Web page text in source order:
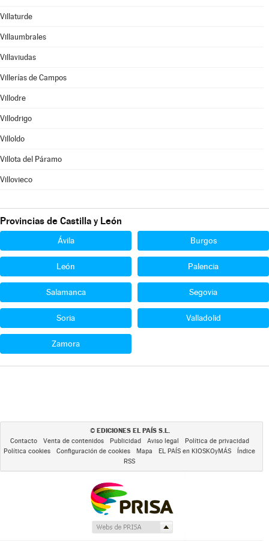
Villaturde
Villaumbrales
Villaviudas
Villerías de Campos
Villodre
Villodrigo
Villoldo
Villota del Páramo
Villovieco
Provincias de Castilla y León
Ávila Burgos
León Palencia
Salamanca Segovia
Soria Valladolid
Zamora
© EDICIONES EL PAÍS S.L.
Contacto Venta de contenidos Publicidad Aviso legal
Política de privacidad
Política cookies
Configuración de cookies Mapa EL PAÍS en KIOSKOyMÁS
Índice
RSS